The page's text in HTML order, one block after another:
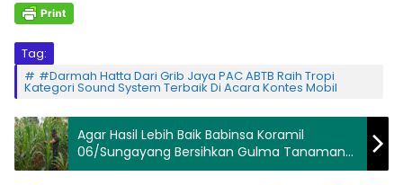
Tag:
#Darmah Hatta Dari Grib Jaya PAC ABTB Raih Tropi
Kategori Sound System Terbaik Di Acara Kontes Mobil
Agar Hasil Lebih Baik Babinsa Koramil
06/Sungayang Bersihkan Gulma Tanaman
Jagung